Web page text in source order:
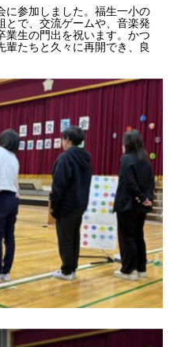
参加しました。福生一小の
で、交流ゲームや、音楽発
生の門出を祝います。かつ
たちと久々に再開でき、良